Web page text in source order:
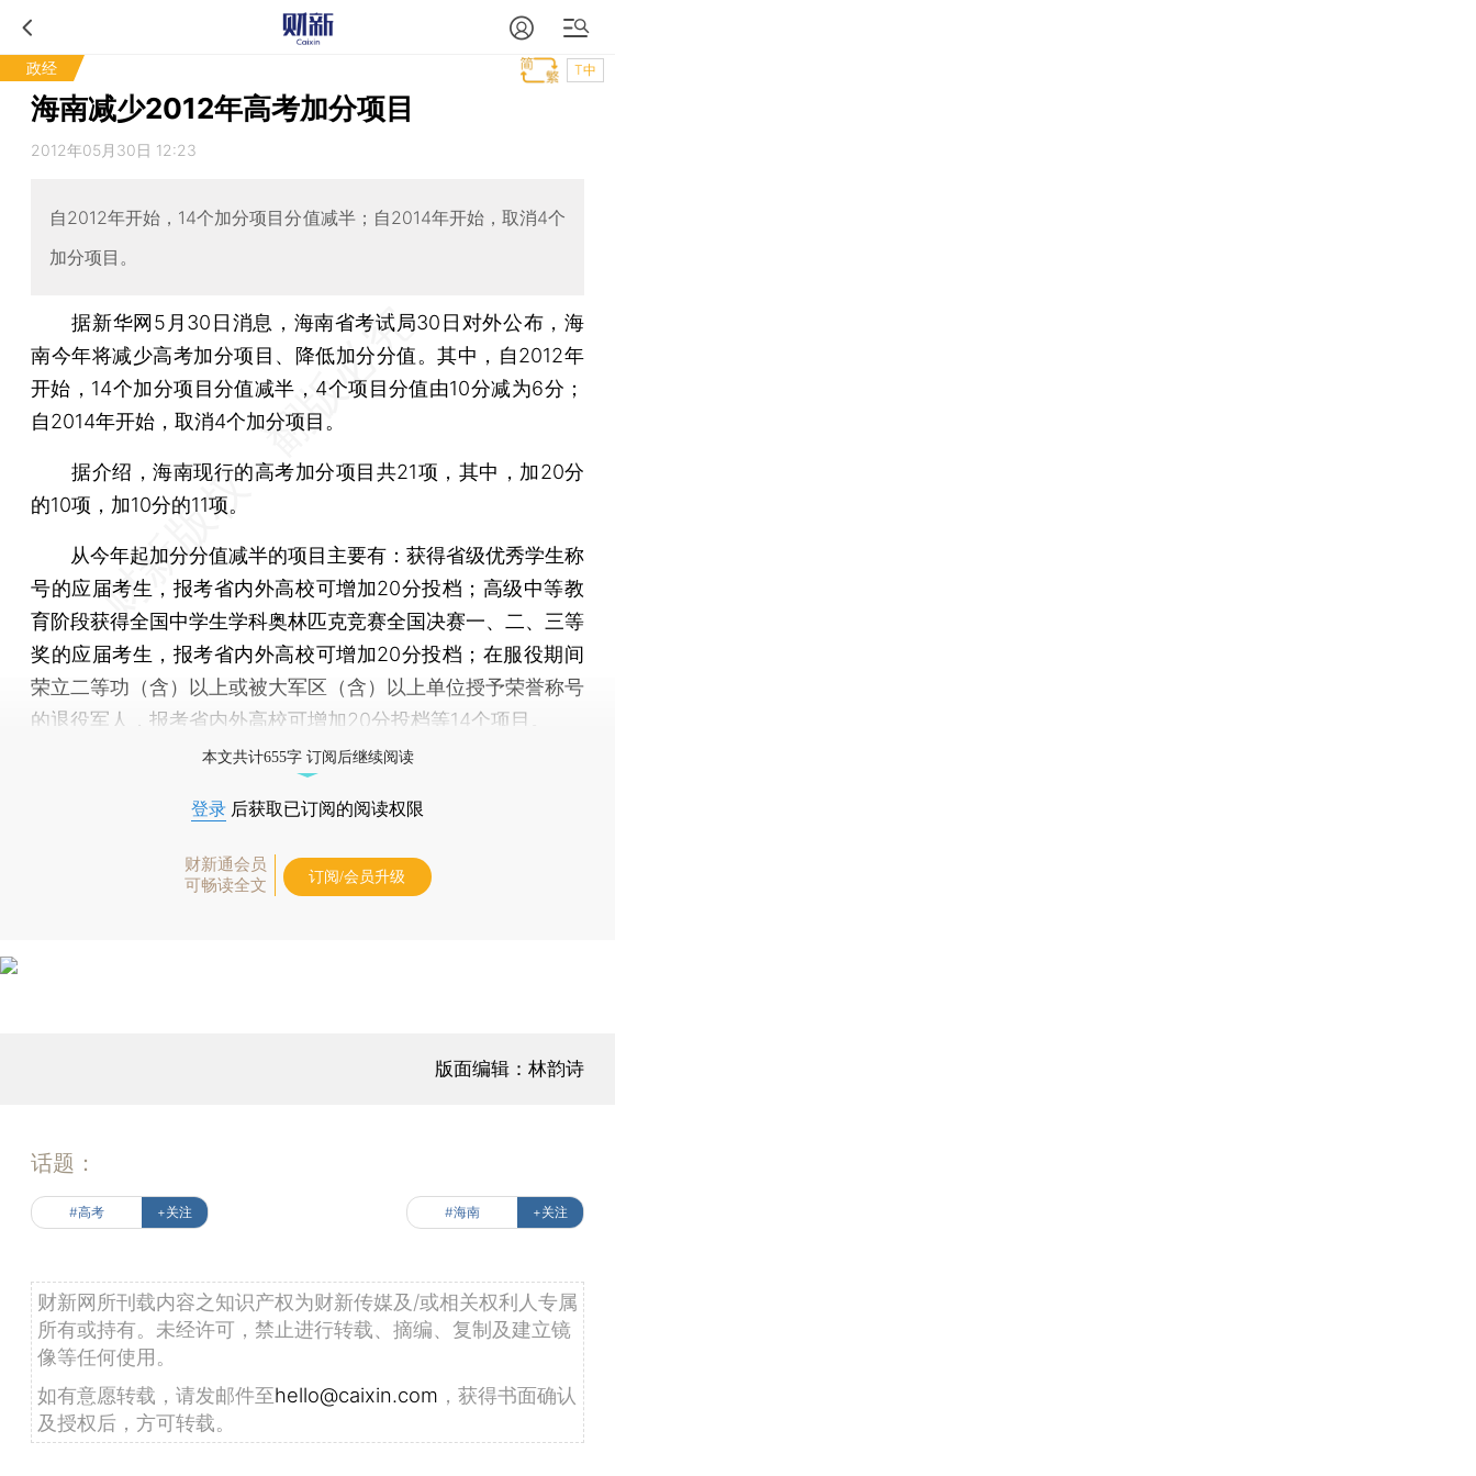
政经 T中
海南减少2012年高考加分项目
2012年05月30日 12:23
自2012年开始，14个加分项目分值减半；自2014年开始，取消4个
加分项目。
据新华网5月30日消息，海南省考试局30日对外公布，海
南今年将减少高考加分项目、降低加分分值。其中，自2012年
开始，14个加分项目分值减半，4个项目分值由10分减为6分；
自2014年开始，取消4个加分项目。
据介绍，海南现行的高考加分项目共21项，其中，加20分
的10项，加10分的11项。
从今年起加分分值减半的项目主要有：获得省级优秀学生称
号的应届考生，报考省内外高校可增加20分投档；高级中等教
育阶段获得全国中学生学科奥林匹克竞赛全国决赛一、二、三等
奖的应届考生，报考省内外高校可增加20分投档；在服役期间
荣立二等功（含）以上或被大军区（含）以上单位授予荣誉称号
的退役军人，报考省内外高校可增加20分投档等14个项目。
本文共计655字 订阅后继续阅读
登录 后获取已订阅的阅读权限
财新通会员
可畅读全文
订阅/会员升级
版面编辑：林韵诗
话题：
#高考 +关注 #海南 +关注
财新网所刊载内容之知识产权为财新传媒及/或相关权利人专属
所有或持有。未经许可，禁止进行转载、摘编、复制及建立镜
像等任何使用。
如有意愿转载，请发邮件至hello@caixin.com ，获得书面确认
及授权后，方可转载。